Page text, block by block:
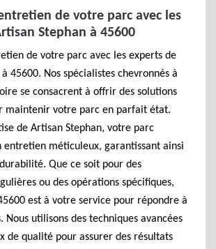
de votre parc avec les
Stephan à 45600
de votre parc avec les experts de
45600. Nos spécialistes chevronnés à
se consacrent à offrir des solutions
maintenir votre parc en parfait état.
de Artisan Stephan, votre parc
entretien méticuleux, garantissant ainsi
Que ce soit pour des
ou des opérations spécifiques,
est à votre service pour répondre à
Nous utilisons des techniques avancées
de qualité pour assurer des résultats